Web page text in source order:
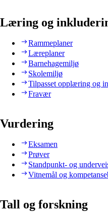
Læring og
Rammeplaner
Læreplaner
Barnehagemiljø
Skolemiljø
Tilpasset opplæring og
Fravær
Vurdering
Eksamen
Prøver
Standpunkt- og
Vitnemål og
Tall og forskning